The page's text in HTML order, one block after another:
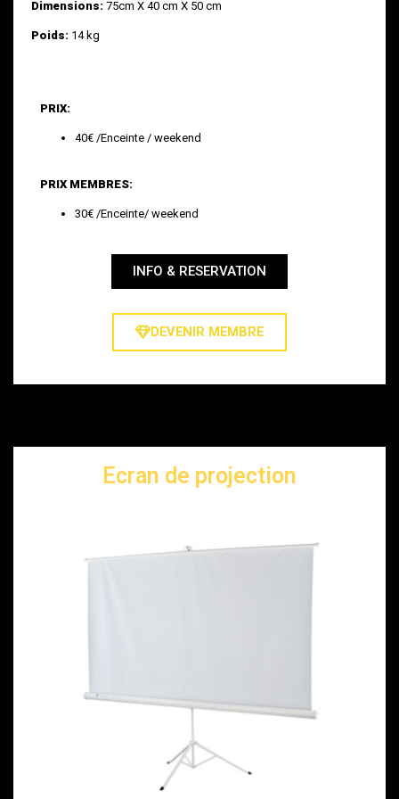
Dimensions: 75cm X 40 cm X 50 cm
Poids: 14 kg
PRIX:
40€ /Enceinte / weekend
PRIX MEMBRES:
30€ /Enceinte/ weekend
INFO & RESERVATION
DEVENIR MEMBRE
Ecran de projection